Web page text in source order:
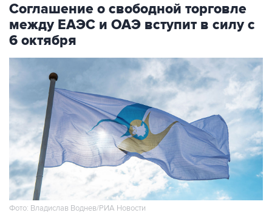
Соглашение о свободной торговле
между ЕАЭС и ОАЭ вступит в силу с
6 октября
Фото: Владислав Воднев/РИА Новости